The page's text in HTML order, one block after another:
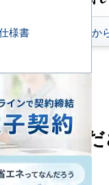
い お客様
などの
お任せくだ
様書